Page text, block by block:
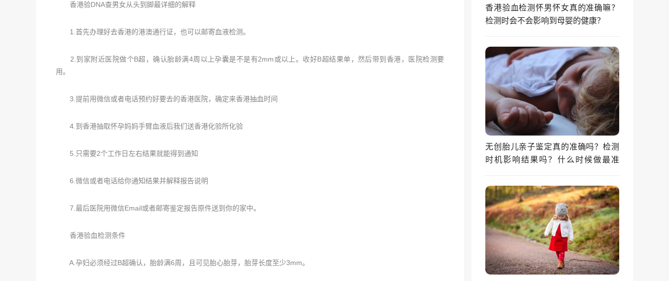
香港验DNA查男女从头到脚最详细的解释
1.首先办理好去香港的港澳通行证，也可以邮寄血液检测。
2.到家附近医院做个B超，确认胎龄满4周以上孕囊是不是有2mm或以上。收好B超结果单，然后带到香港，医院检测要
用。
3.提前用微信或者电话预约好要去的香港医院，确定来香港抽血时间
4.到香港抽取怀孕妈妈手臂血液后我们送香港化验所化验
5.只需要2个工作日左右结果就能得到通知
6.微信或者电话给你通知结果并解释报告说明
7.最后医院用微信Email或者邮寄鉴定报告原件送到你的家中。
香港验血检测条件
A.孕妇必须经过B超确认，胎龄满6周，且可见胎心胎芽，胎芽长度至少3mm。
香港验血检测怀男怀女真的准确嘛？
检测时会不会影响到母婴的健康？
无创胎儿亲子鉴定真的准确吗？检测
时机影响结果吗？什么时候做最准